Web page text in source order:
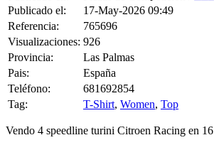
Se envían a toda península o se recoge en
Respondo wasap: 681692854
0 CONSULTAS RECIBIDAS.
HACER UNA PREGUNTA
HAZLE UNA PREGUNTA A
“Speedline turini citroen racing”